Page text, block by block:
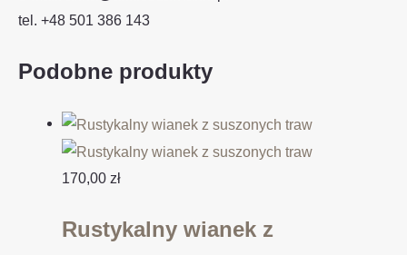
tel. +48 501 386 143
Podobne produkty
170,00 zł
Rustykalny wianek z